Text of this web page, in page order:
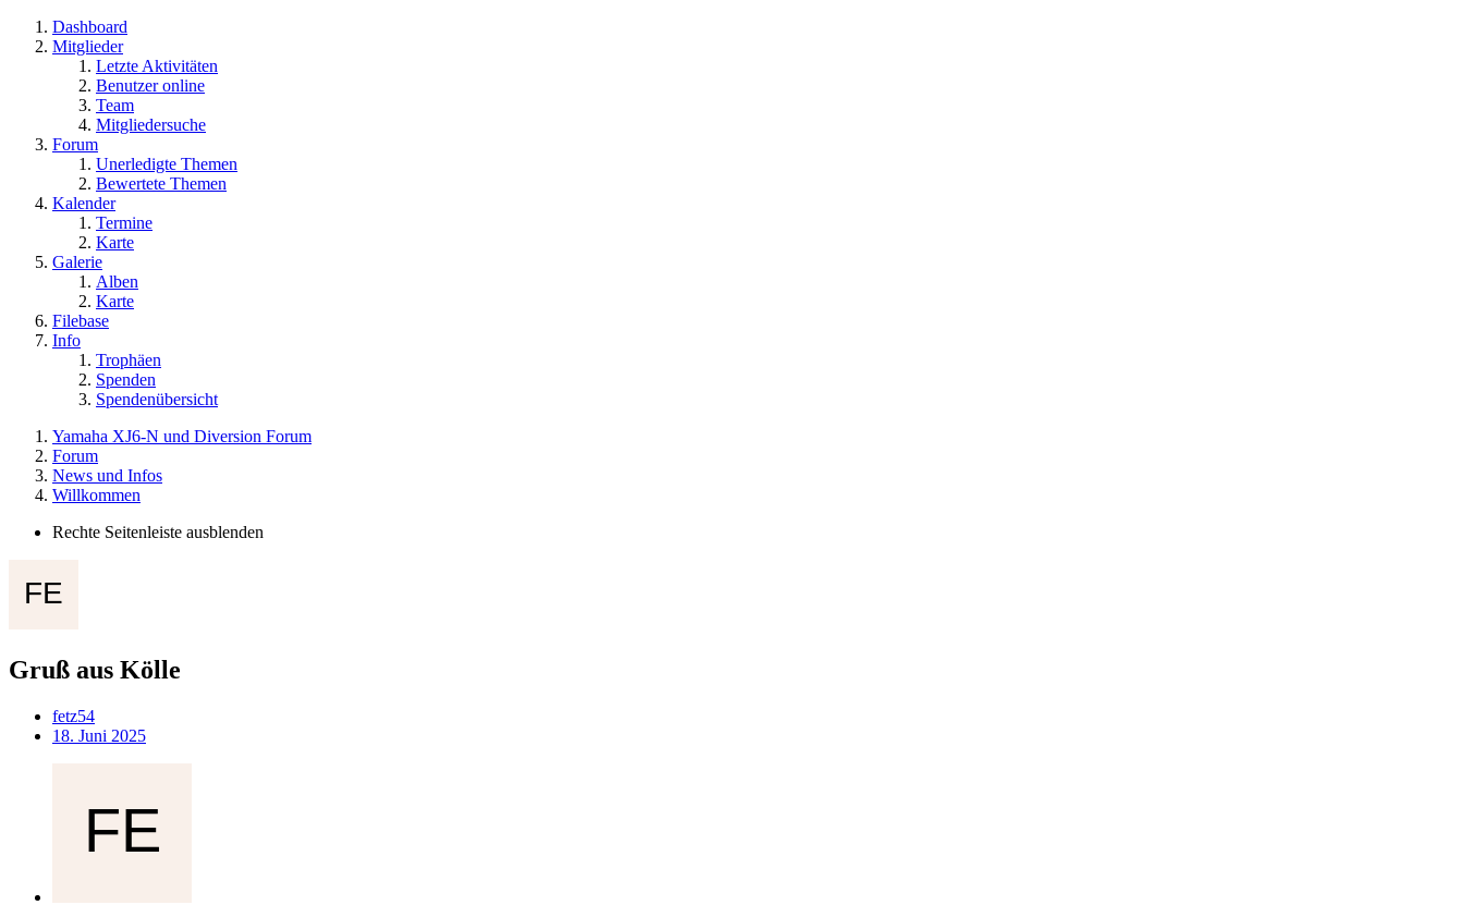
Dashboard
Mitglieder
Letzte Aktivitäten
Benutzer online
Team
Mitgliedersuche
Forum
Unerledigte Themen
Bewertete Themen
Kalender
Termine
Karte
Galerie
Alben
Karte
Filebase
Info
Trophäen
Spenden
Spendenübersicht
Yamaha XJ6-N und Diversion Forum
Forum
News und Infos
Willkommen
Rechte Seitenleiste ausblenden
Gruß aus Kölle
fetz54
18. Juni 2025